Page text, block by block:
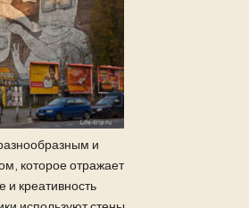
и
которое отражает
и креативность